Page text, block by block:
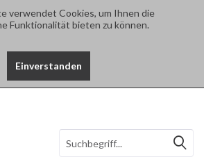
verwendet Cookies, um Ihnen die
Funktionalität bieten zu können.
Einverstanden